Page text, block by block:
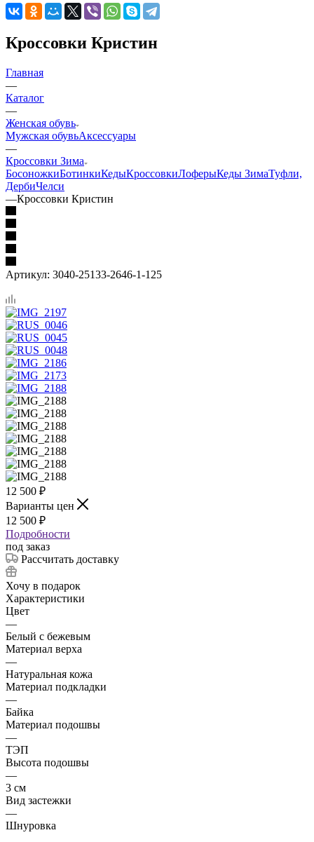
Кроссовки Кристин
Главная
—
Каталог
—
Женская обувь
Мужская обувьАксессуары
—
Кроссовки Зима
БосоножкиБотинкиКедыКроссовкиЛоферыКеды ЗимаТуфли,
ДербиЧелси
—Кроссовки Кристин
Артикул: 3040-25133-2646-1-125
12 500 ₽
Варианты цен
12 500 ₽
Подробности
под заказ
Рассчитать доставку
Хочу в подарок
Характеристики
Цвет
—
Белый с бежевым
Материал верха
—
Натуральная кожа
Материал подкладки
—
Байка
Материал подошвы
—
ТЭП
Высота подошвы
—
3 см
Вид застежки
—
Шнуровка